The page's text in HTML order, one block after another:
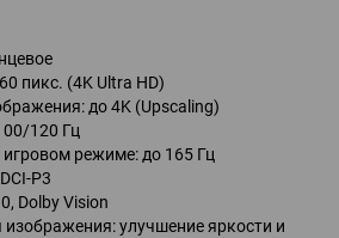
пикс. (4K Ultra HD)
до 4K (Upscaling)
120 Гц
режиме: до 165 Гц
P3
Dolby Vision
изображения: улучшение яркости и